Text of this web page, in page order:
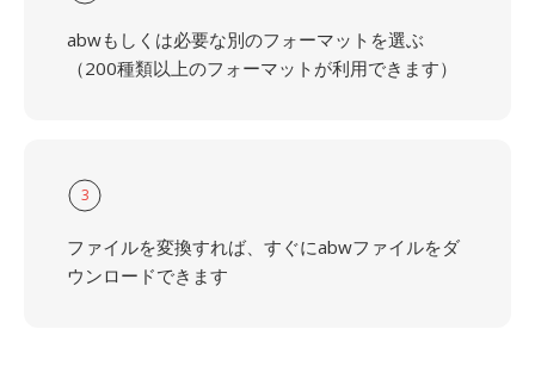
abwもしくは必要な別のフォーマットを選ぶ
（200種類以上のフォーマットが利用できます）
3
ファイルを変換すれば、すぐにabwファイルをダ
ウンロードできます